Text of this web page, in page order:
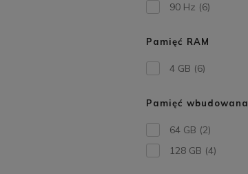
90 Hz (6)
Pamięć RAM
4 GB (6)
Pamięć wbudowana
64 GB (2)
128 GB (4)